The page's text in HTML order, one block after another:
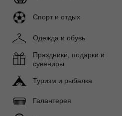
Спорт и отдых
Одежда и обувь
Праздники, подарки и
сувениры
Туризм и рыбалка
Галантерея